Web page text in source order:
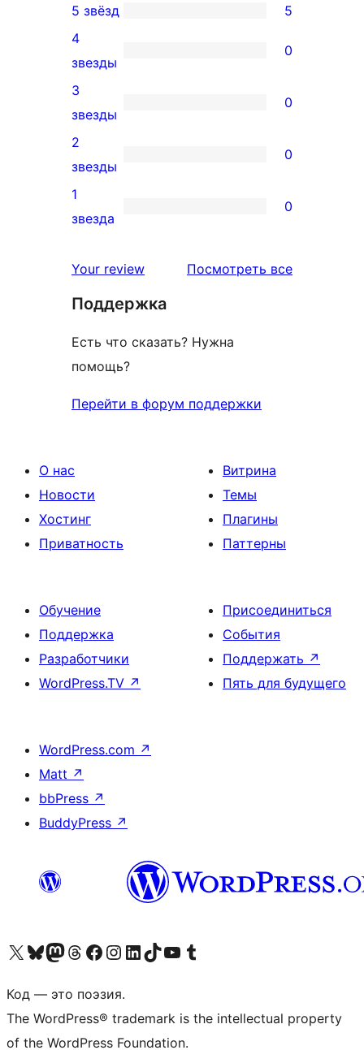
5
5-
звездный
отзыв
5 звёзд 5
0
4-
звездный
отзыв
4
звезды
0
0
3-
звездный
отзыв
3
звезды
0
0
2-
звездный
2
звезды
0
0
звездный
1
звезда
0
Your review Посмотреть всеотзывы
Поддержка
Есть что сказать? Нужна
помощь?
Перейти в форум поддержки
О нас
Новости
Хостинг
Приватность
Витрина
Темы
Плагины
Паттерны
Обучение
Поддержка
Разработчики
WordPress.TV ↗
Присоединиться
События
Поддержать ↗
Пять для будущего
WordPress.com ↗
Matt ↗
bbPress ↗
BuddyPress ↗
Посетите нас в X (ранее Twitter)
Посетите нашу учётную запись в Bluesky
Посетите нашу ленту в Mastodon
Посетите нашу учётную запись в Threads
Посетите нашу страницу на Facebook
Посетите наш Instagram
Посетите нашу страницу в LinkedIn
Посетите нашу учётную запись в TikTok
Посетите наш канал YouTube
Посетите нашу учётную запись в Tumblr
Код — это поэзия.
The WordPress® trademark is the intellectual property
of the WordPress Foundation.